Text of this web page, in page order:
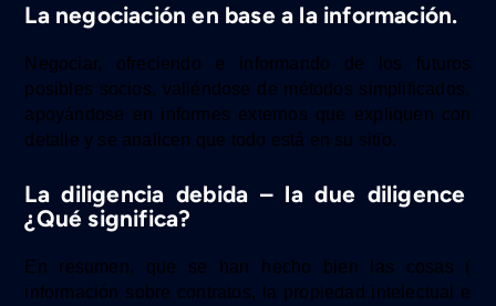
La negociación en base a la información.
Negociar, ofreciendo e informando de losfuturos
posibles socios, valiéndose de métodos simplificados,
apoyándose en informes externos que expliquen con
detalle y se analicen que todo está en su sitio.
La diligencia debida – la due diligence
¿Qué significa?
En resumen, que se han hecho bien las cosas (
información sobre contratos, la propiedad intelectual e